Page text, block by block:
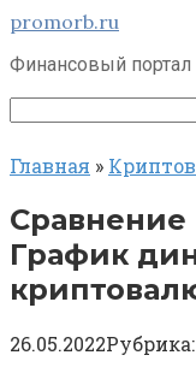
Перейти
контенту
promorb.ru
Финансовый портал
Поиск:
Главная »
Сравнение
График
26.05.2022Рубрика: